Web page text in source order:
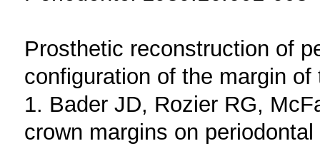
Prosthetic reconstruction of
configuration of the margin of
1. Bader JD, Rozier RG,
crown margins on